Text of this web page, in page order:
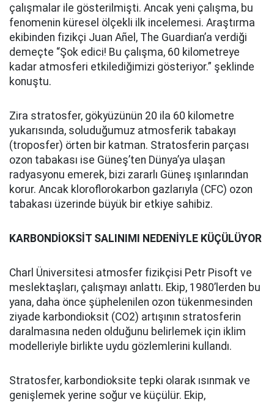
çalışmalar ile gösterilmişti. Ancak yeni çalışma, bu
fenomenin küresel ölçekli ilk incelemesi. Araştırma
ekibinden fizikçi Juan Añel, The Guardian’a verdiği
demeçte “Şok edici! Bu çalışma, 60 kilometreye
kadar atmosferi etkilediğimizi gösteriyor.” şeklinde
konuştu.
Zira stratosfer, gökyüzünün 20 ila 60 kilometre
yukarısında, soluduğumuz atmosferik tabakayı
(troposfer) örten bir katman. Stratosferin parçası
ozon tabakası ise Güneş’ten Dünya’ya ulaşan
radyasyonu emerek, bizi zararlı Güneş ışınlarından
korur. Ancak kloroflorokarbon gazlarıyla (CFC) ozon
tabakası üzerinde büyük bir etkiye sahibiz.
KARBONDİOKSİT SALINIMI NEDENİYLE KÜÇÜLÜYOR
Charl Üniversitesi atmosfer fizikçisi Petr Pisoft ve
meslektaşları, çalışmayı anlattı. Ekip, 1980’lerden bu
yana, daha önce şüphelenilen ozon tükenmesinden
ziyade karbondioksit (CO2) artışının stratosferin
daralmasına neden olduğunu belirlemek için iklim
modelleriyle birlikte uydu gözlemlerini kullandı.
Stratosfer, karbondioksite tepki olarak ısınmak ve
genişlemek yerine soğur ve küçülür. Ekip,